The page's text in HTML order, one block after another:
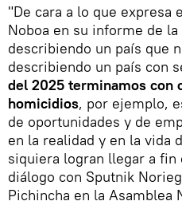
"De cara a lo que expresa
Noboa en su informe de la
describiendo un país que
describiendo un país con
del 2025 terminamos con
homicidios, por ejemplo,
de oportunidades y de
en la realidad y en la vida
siquiera logran llegar a fin
diálogo con Sputnik
Pichincha en la Asamblea